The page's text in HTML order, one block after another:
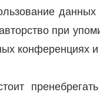
данных
при
конференциях и